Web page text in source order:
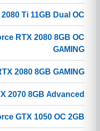
Ti 11GB Dual OC
RTX 2080 8GB OC
GAMING
2080 8GB GAMING
2070 8GB Advanced
GTX 1050 OC 2GB